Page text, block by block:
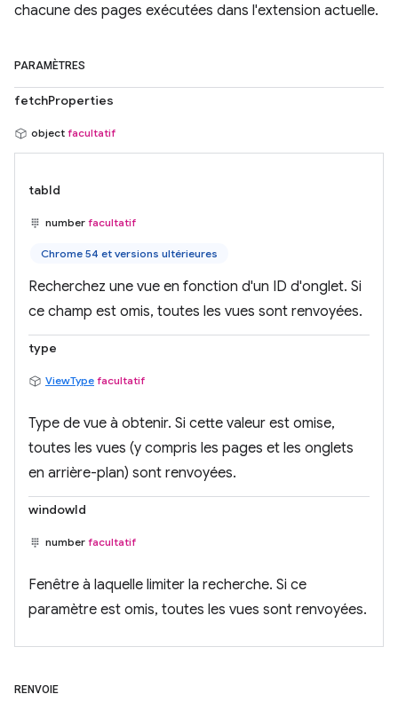
chacune des pages exécutées dans l'extension actuelle.
PARAMÈTRES
fetchProperties
object facultatif
tabId
number facultatif
Chrome 54 et versions ultérieures
Recherchez une vue en fonction d'un ID d'onglet. Si
ce champ est omis, toutes les vues sont renvoyées.
type
ViewType facultatif
Type de vue à obtenir. Si cette valeur est omise,
toutes les vues (y compris les pages et les onglets
en arrière-plan) sont renvoyées.
windowId
number facultatif
Fenêtre à laquelle limiter la recherche. Si ce
paramètre est omis, toutes les vues sont renvoyées.
RENVOIE